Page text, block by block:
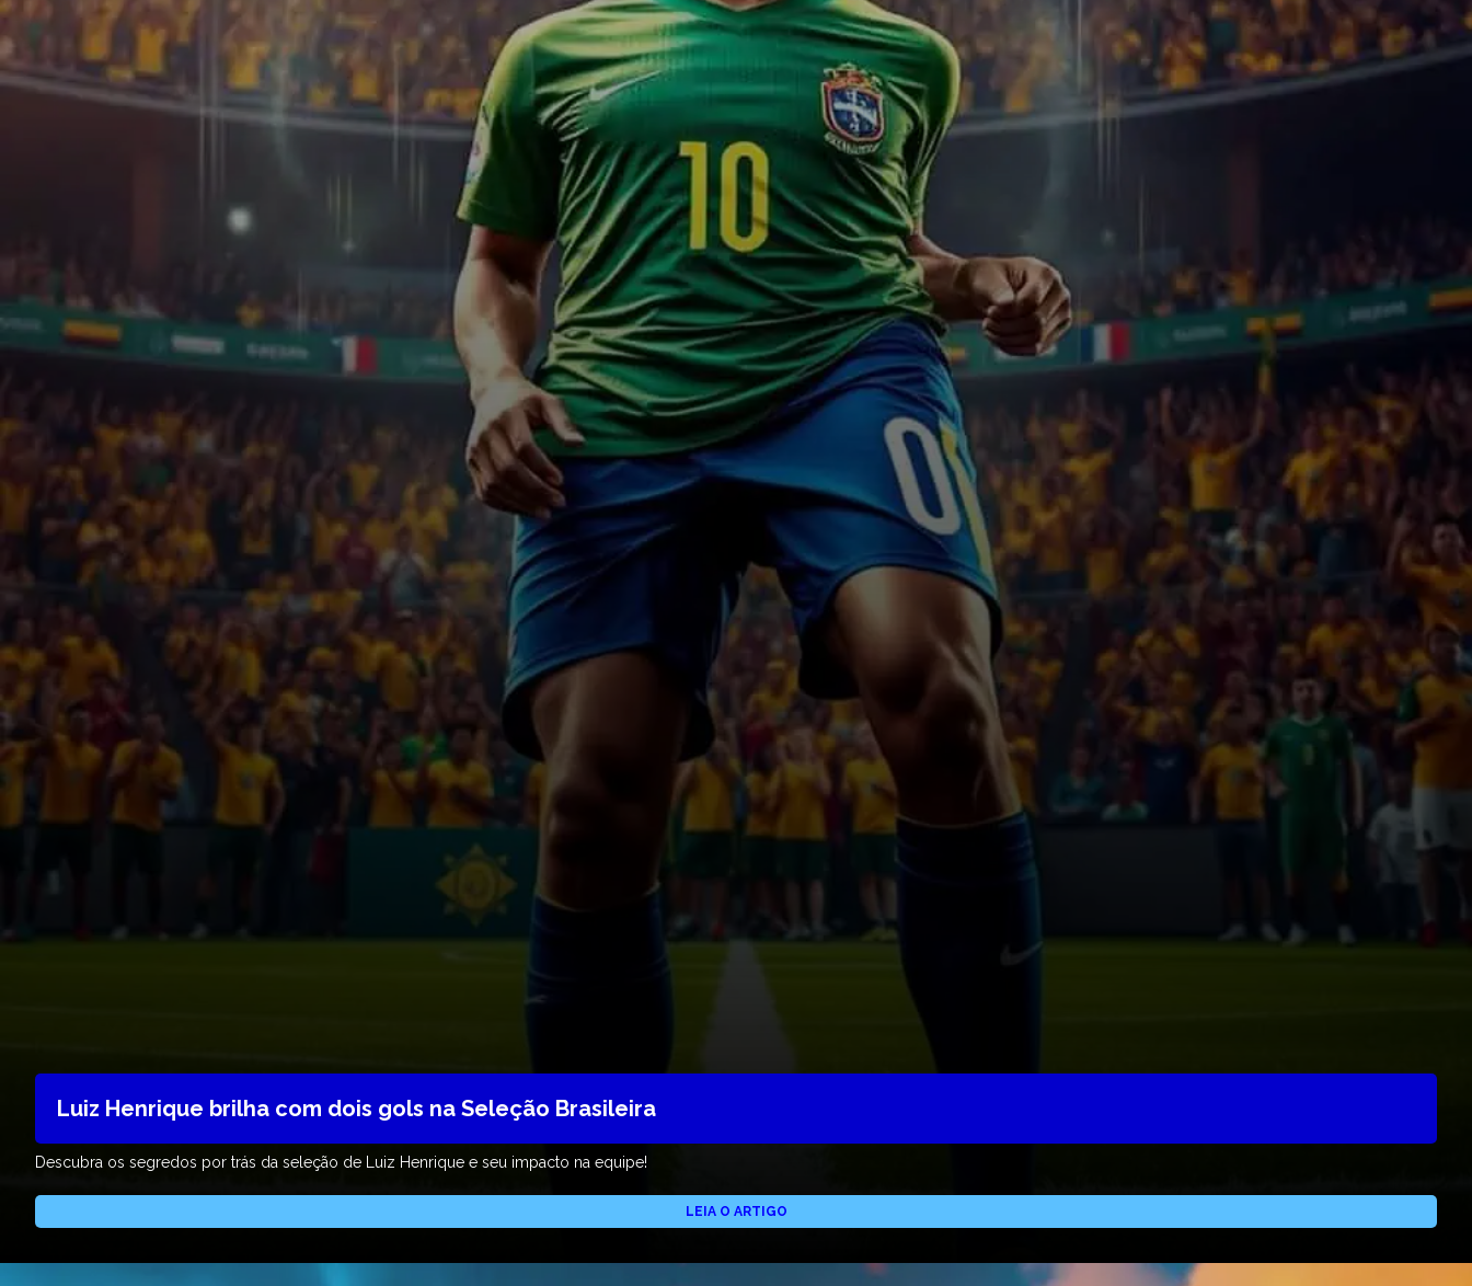
Luiz Henrique brilha com dois gols na Seleção Brasileira
Descubra os segredos por trás da seleção de Luiz Henrique e seu impacto na equipe!
LEIA O ARTIGO